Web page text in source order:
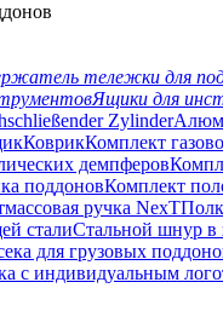
тележки для
Ящики для
Zylinder
КоврикКомплект
демпферов
поддоновКомплект
ручка NexT
сталиСтальной шнур в
для грузовых
с индивидуальным